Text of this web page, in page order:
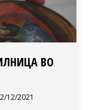
ВО
12/2021